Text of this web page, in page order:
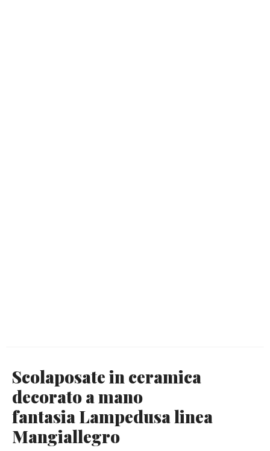
Scolaposate in ceramica
decorato a mano
fantasia Lampedusa linea
Mangiallegro